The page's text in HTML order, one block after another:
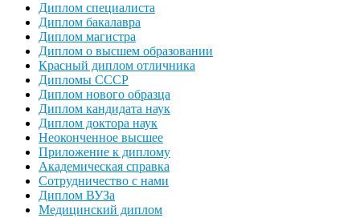
Диплом специалиста
Диплом бакалавра
Диплом магистра
Диплом о высшем образовании
Красный диплом отличника
Дипломы СССР
Диплом нового образца
Диплом кандидата наук
Диплом доктора наук
Неоконченное высшее
Приложение к диплому
Академическая справка
Сотрудничество с нами
Диплом ВУЗа
Медицинский диплом